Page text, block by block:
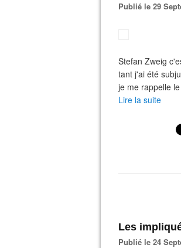
Publié le 29
Stefan Zweig
tant j'ai été
je me rappelle
Lire la suite
Les
Publié le 24